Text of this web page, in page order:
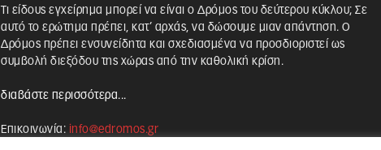
Τι είδους εγχείρημα μπορεί να είναι ο Δρόμος του δεύτερου κύκλου; Σε
αυτό το ερώτημα πρέπει, κατ’ αρχάς, να δώσουμε μιαν απάντηση. Ο
Δρόμος πρέπει ενσυνείδητα και σχεδιασμένα να προσδιοριστεί ως
συμβολή διεξόδου της χώρας από την καθολική κρίση.
διαβάστε περισσότερα...
Επικοινωνία: info@edromos.gr